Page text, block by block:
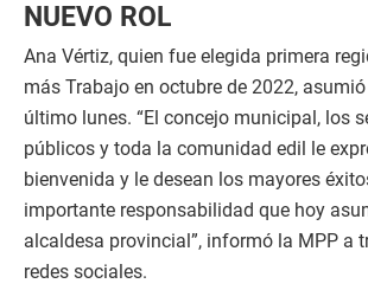
NUEVO ROL
Ana Vértiz, quien fue elegida primera
más Trabajo en octubre de 2022,
último lunes. “El concejo municipal, los
públicos y toda la comunidad edil le
bienvenida y le desean los mayores
importante responsabilidad que hoy
alcaldesa provincial”, informó la MPP a
redes sociales.